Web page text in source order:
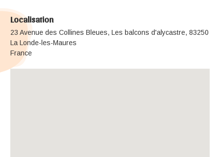
Localisation
23 Avenue des Collines Bleues, Les balcons d'alycastre, 83250
La Londe-les-Maures
France